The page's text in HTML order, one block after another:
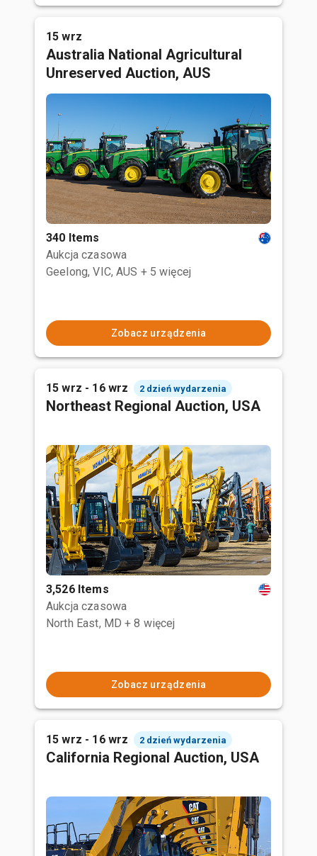
15 wrz
Australia National Agricultural
Unreserved Auction, AUS
340 Items
Aukcja czasowa
Geelong, VIC, AUS + 5 więcej
Zobacz urządzenia
15 wrz - 16 wrz 2 dzień wydarzenia
Northeast Regional Auction, USA
3,526 Items
Aukcja czasowa
North East, MD + 8 więcej
Zobacz urządzenia
15 wrz - 16 wrz 2 dzień wydarzenia
California Regional Auction, USA